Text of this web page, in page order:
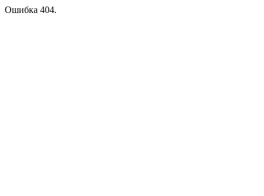
Ошибка 404.